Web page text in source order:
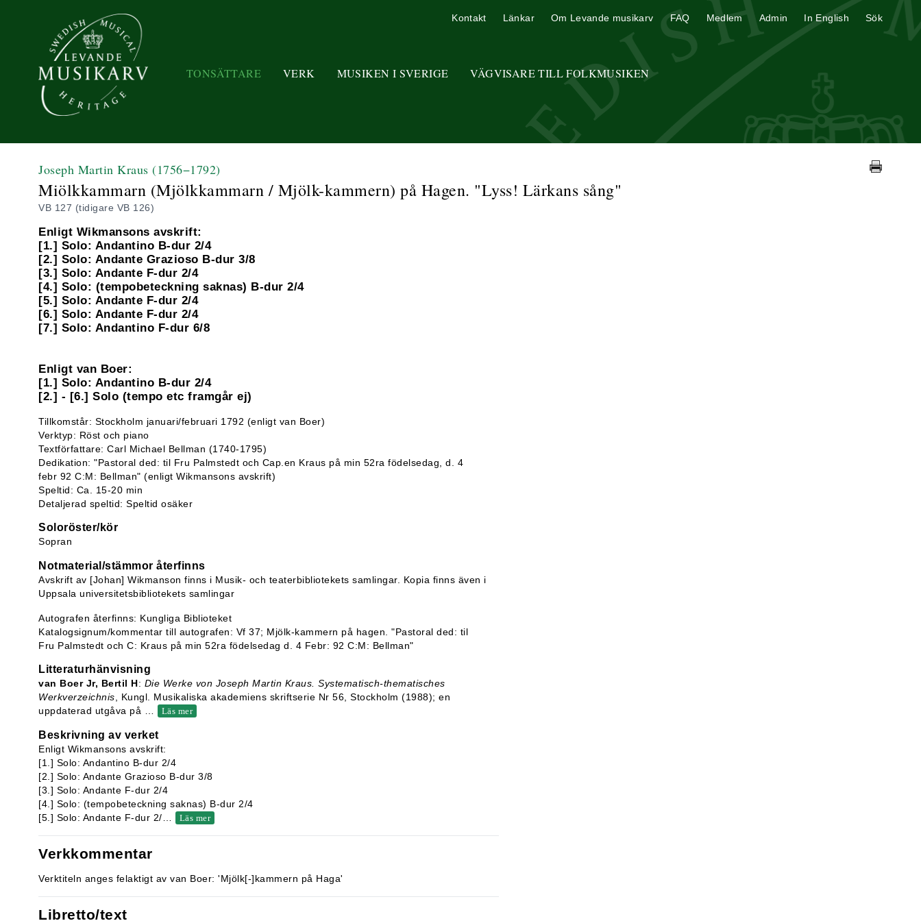
TONSÄTTARE VERK MUSIKEN I SVERIGE VÄGVISARE TILL FOLKMUSIKEN
Kontakt Länkar Om Levande musikarv FAQ Medlem Admin In English Sök
Joseph Martin Kraus (1756−1792)
Miölkkammarn (Mjölkkammarn / Mjölk-kammern) på Hagen. "Lyss! Lärkans sång"
VB 127 (tidigare VB 126)
Enligt Wikmansons avskrift:
[1.] Solo: Andantino B-dur 2/4
[2.] Solo: Andante Grazioso B-dur 3/8
[3.] Solo: Andante F-dur 2/4
[4.] Solo: (tempobeteckning saknas) B-dur 2/4
[5.] Solo: Andante F-dur 2/4
[6.] Solo: Andante F-dur 2/4
[7.] Solo: Andantino F-dur 6/8
Enligt van Boer:
[1.] Solo: Andantino B-dur 2/4
[2.] - [6.] Solo (tempo etc framgår ej)
Tillkomstår: Stockholm januari/februari 1792 (enligt van Boer)
Verktyp: Röst och piano
Textförfattare: Carl Michael Bellman (1740-1795)
Dedikation: "Pastoral ded: til Fru Palmstedt och Cap.en Kraus på min 52ra födelsedag, d. 4
febr 92 C:M: Bellman" (enligt Wikmansons avskrift)
Speltid: Ca. 15-20 min
Detaljerad speltid: Speltid osäker
Soloröster/kör
Sopran
Notmaterial/stämmor återfinns
Avskrift av [Johan] Wikmanson finns i Musik- och teaterbibliotekets samlingar. Kopia finns även i
Uppsala universitetsbibliotekets samlingar
Autografen återfinns: Kungliga Biblioteket
Katalogsignum/kommentar till autografen: Vf 37; Mjölk-kammern på hagen. "Pastoral ded: til
Fru Palmstedt och C: Kraus på min 52ra födelsedag d. 4 Febr: 92 C:M: Bellman"
Litteraturhänvisning
van Boer Jr, Bertil H: Die Werke von Joseph Martin Kraus. Systematisch-thematisches
Werkverzeichnis , Kungl. Musikaliska akademiens skriftserie Nr 56, Stockholm (1988); en
uppdaterad utgåva på
Läs mer
Beskrivning av verket
Enligt Wikmansons avskrift:
[1.] Solo: Andantino B-dur 2/4
[2.] Solo: Andante Grazioso B-dur 3/8
[3.] Solo: Andante F-dur 2/4
[4.] Solo: (tempobeteckning saknas) B-dur 2/4
[5.] Solo: Andante F-dur 2/
Läs mer
Verkkommentar
Verktiteln anges felaktigt av van Boer: 'Mjölk[-]kammern på Haga'
Libretto/text